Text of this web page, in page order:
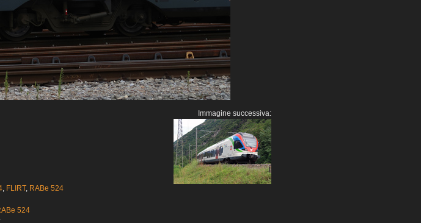
, FLIRT, RABe 524
524
Immagine successiva: